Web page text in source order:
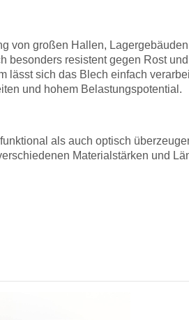
von großen Hallen,
besonders resistent gegen Rost
lässt sich das Blech einfach
und hohem Belastungspotential.
als auch optisch
Materialstärken und